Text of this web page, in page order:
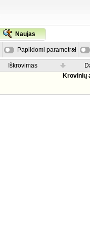
Naujas
Papildomi parametrai
Iškrovimas
Krovinių